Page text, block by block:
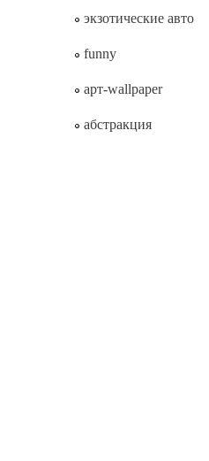
экзотические авто
funny
арт-wallpaper
абстракция